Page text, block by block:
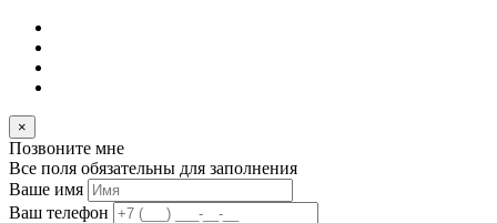
×
Позвоните мне
Все поля обязательны для заполнения
Ваше имя
Ваш телефон